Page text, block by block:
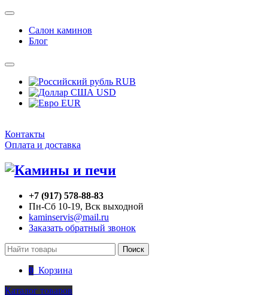
Салон каминов
Блог
RUB
USD
EUR
Контакты
Оплата и доставка
+7 (917) 578-88-83
Пн-Сб 10-19, Вск выходной
kaminservis@mail.ru
Заказать обратный звонок
Поиск
0 Корзина
Каталог товаров